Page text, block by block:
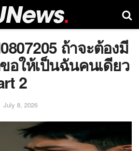
ถ้าจะต้องมี
อให้เป็นฉันคนเดียว
2
July 8, 2026